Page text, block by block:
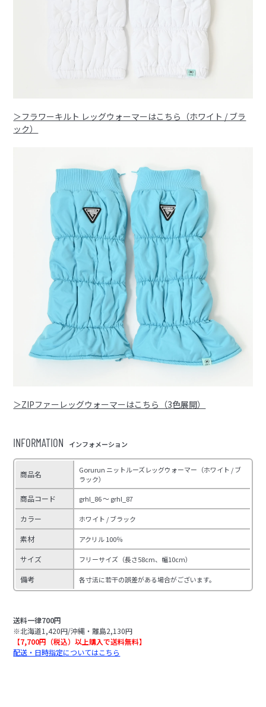
＞フラワーキルト レッグウォーマーはこちら（ホワイト / ブラ
ック）
＞ZIPファーレッグウォーマーはこちら（3色展開）
INFORMATION インフォメーション
商品名
Gorurun ニットルーズレッグウォーマー（ホワイト / ブ
ラック）
商品コード grhl_86 ～ grhl_87
カラー ホワイト / ブラック
素材 アクリル 100％
サイズ フリーサイズ（長さ58cm、幅10cm）
備考 各寸法に若干の誤差がある場合がございます。
送料一律700円
※北海道1,420円/沖縄・離島2,130円
【7,700円（税込）以上購入で送料無料】
配送・日時指定についてはこちら